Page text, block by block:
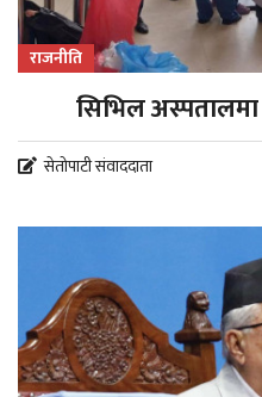
राजनीति
सिभिल
सेतोपाटी संवाददाता